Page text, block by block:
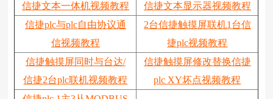
信捷文本一体机视频教程
信捷文本显示器视频教程
信捷plc与plc自由协议通
信视频教程
2台信捷触摸屏联机1台信
捷plc视频教程
信捷触摸屏同时与台达/
信捷2台plc联机视频教程
信捷触摸屏修改替换信捷
plc XY坏点视频教程